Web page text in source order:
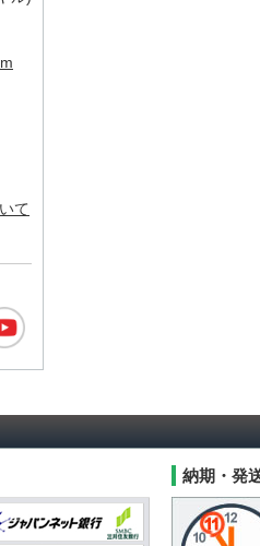
て
納期・発